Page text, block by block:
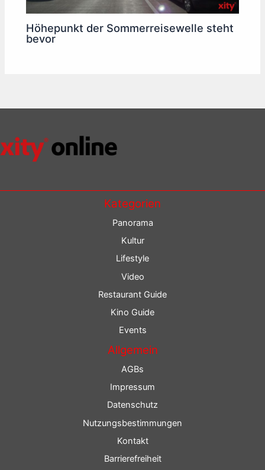
Höhepunkt der Sommerreisewelle steht
bevor
Kategorien
Panorama
Kultur
Lifestyle
Video
Restaurant Guide
Kino Guide
Events
Allgemein
AGBs
Impressum
Datenschutz
Nutzungsbestimmungen
Kontakt
Barrierefreiheit